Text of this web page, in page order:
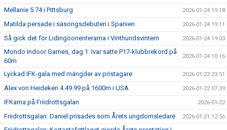
Mellanie 5.74 i Pittsburg 2026-01-24 19:18
Matilda persade i säsongsdebuten i Spanien 2026-01-24 19:11
Så gick det för Lidingöorienterarna i Vinthundsvintern 2026-01-24 19:03
Mondo Indoor Games, dag 1: Ivar satte P17-klubbrekord på
60m
2026-01-24 10:16
Lyckad IFK-gala med mängder av pristagare 2026-01-23 23:51
Alex von Heideken 4.49.99 på 1600m i USA 2026-01-22 07:39
IFKarna på Friidrottsgalan 2026-01-22
Friidrottsgalan: Daniel prisades som Årets ungdomsledare 2026-01-21 12:56